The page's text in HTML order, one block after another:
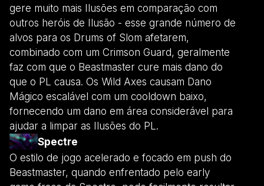
gere muito mais Ilusões em comparação com
outros heróis de Ilusão - esse grande número de
alvos para os Drums of Slom afetarem,
combinado com um Crimson Guard, geralmente
faz com que o Beastmaster cure mais dano do
que o PL causa. Os Wild Axes causam Dano
Mágico escalável com um cooldown baixo,
fornecendo um dano em área considerável para
ajudar a limpar as Ilusões do PL.
Spectre
O estilo de jogo acelerado e focado em push do
Beastmaster, quando enfrentado pelo early